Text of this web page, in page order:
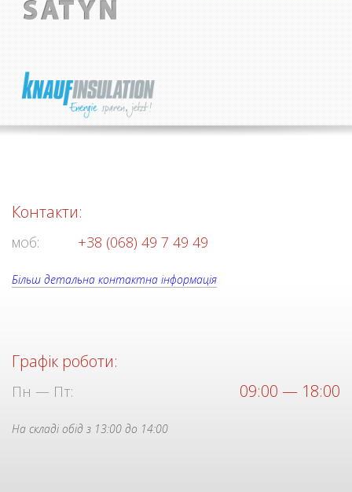
Контакти:
моб: +38 (068) 49 7 49 49
Більш детальна контактна інформація
Графік роботи:
Пн — Пт: 09:00 — 18:00
На складі обід з 13:00 до 14:00